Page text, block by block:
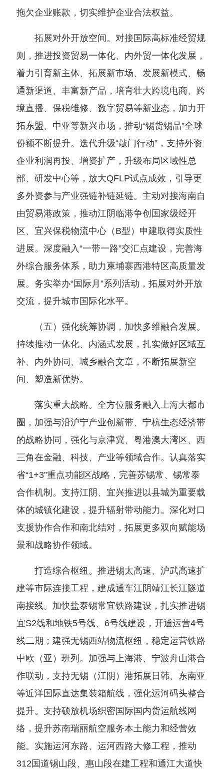
拖欠企业账款，切实维护企业合法权益。
拓展对外开放空间。对接国际高标准经贸规
则，推进投资贸易一体化、内外贸一体化发展，
着力引育新主体、拓展新市场、发展新模式、畅
通新渠道、丰富新产品，培育壮大跨境电商、跨
境直播、保税维修、数字贸易等新业态，加力开
拓东盟、中亚等新兴市场，推动“锡货锡品”全球
份额不断提升。迭代升级“敲门行动”，支持外资
企业利润再投、增资扩产，升级布局区域性总
部、研发中心等，放大QFLP试点成效，引导更
多外资参与产业强链补链延链。主动对接海南自
由贸易港政策，推动江阴临港争创国家级经开
区、宜兴保税物流中心（B型）申建取得实质性
进展。深度融入“一带一路”交汇点建设，完善海
外综合服务体系，助力柬埔寨西港特区高质量发
展。务实举办“国际月”系列活动，拓展对外开放
交流，提升城市国际化水平。
（五）强化统筹协调，加快多维融合发展。
持续推动一体化、内涵式发展，扎实做好区域互
补、内外协同、城乡融合文章，不断拓展新空
间、塑造新优势。
落实重大战略。全方位服务融入上海大都市
圈，加强与沿沪宁产业创新带、宁杭生态经济带
的战略协同，强化与京津冀、粤港澳大湾区、西
三角在金融、科技、产业等领域合作。认真落实
省“1+3”重点功能区战略，完善苏锡常、锡常泰
合作机制。支持江阴、宜兴推进以县城为重要载
体的城镇化建设，提升辐射带动能力。深化对口
支援协作合作和南北结对，拓展更多双向赋能场
景和战略协作领域。
打造综合枢纽。推进锡太高速、沪武高速扩
建等市际连接工程，建成通车江阴靖江长江隧道
南接线。加快盐泰锡常宜铁路建设，扎实推进锡
宜S2线和地铁5号线、6号线建设，开通运营4号
线二期；建强无锡西站物流枢纽，稳定运营铁路
中欧（亚）班列。加强与上海港、宁波舟山港合
作联动，支持无锡（江阴）港拓展日韩、东南亚
等近洋国际直达集装箱航线，强化运河码头整合
提升。支持硕放机场织密国际国内货运航线网
络，提升苏南瑞丽航空服务本土能力和经营效
能。实施运河东路、运河西路大修工程，推动
312国道锡山段、惠山段在建工程和通江大道快